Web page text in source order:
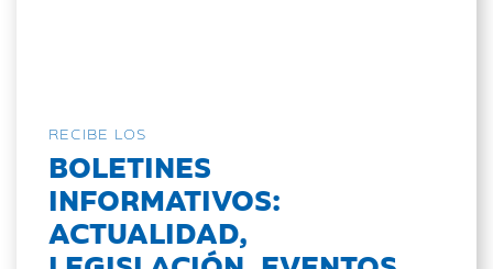
RECIBE LOS
BOLETINES
INFORMATIVOS:
ACTUALIDAD,